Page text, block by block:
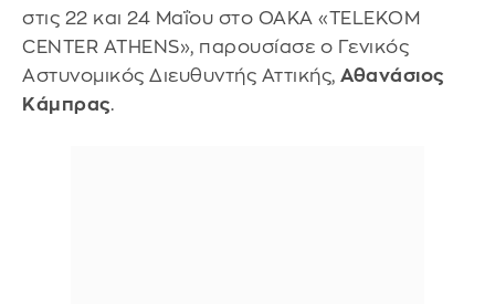
στις 22 και 24 Μαΐου στο ΟΑΚΑ «TELEKOM
CENTER ATHENS», παρουσίασε ο Γενικός
Αστυνομικός Διευθυντής Αττικής, Αθανάσιος
Κάμπρας.